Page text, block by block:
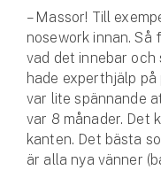
– Massor! Till
nosework innan.
vad det innebar
hade experthjälp
var lite spännande
var 8 månader. Det
kanten. Det bästa
är alla nya vänner